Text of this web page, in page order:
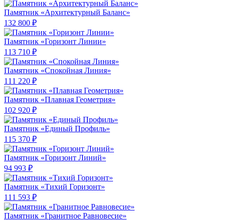
Памятник «Архитектурный Баланс»
132 800 ₽
Памятник «Горизонт Линии»
113 710 ₽
Памятник «Спокойная Линия»
111 220 ₽
Памятник «Плавная Геометрия»
102 920 ₽
Памятник «Единый Профиль»
115 370 ₽
Памятник «Горизонт Линий»
94 993 ₽
Памятник «Тихий Горизонт»
111 593 ₽
Памятник «Гранитное Равновесие»